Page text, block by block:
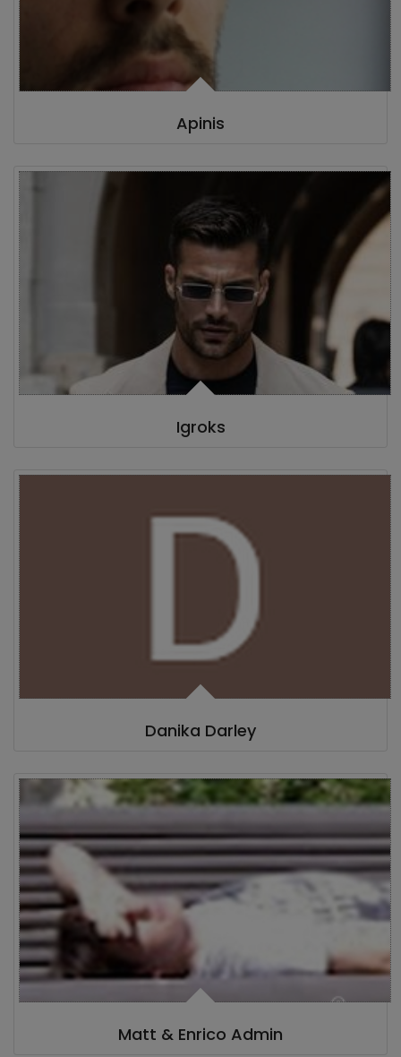
Apinis
Igroks
Danika Darley
Matt & Enrico Admin